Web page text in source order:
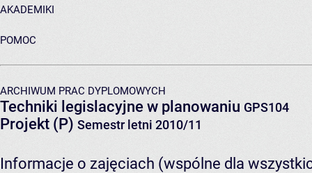
AKADEMIKI
POMOC
ARCHIWUM PRAC DYPLOMOWYCH
Techniki legislacyjne w planowaniu GPS104
Projekt (P) Semestr letni 2010/11
Informacje o zajęciach (wspólne dla